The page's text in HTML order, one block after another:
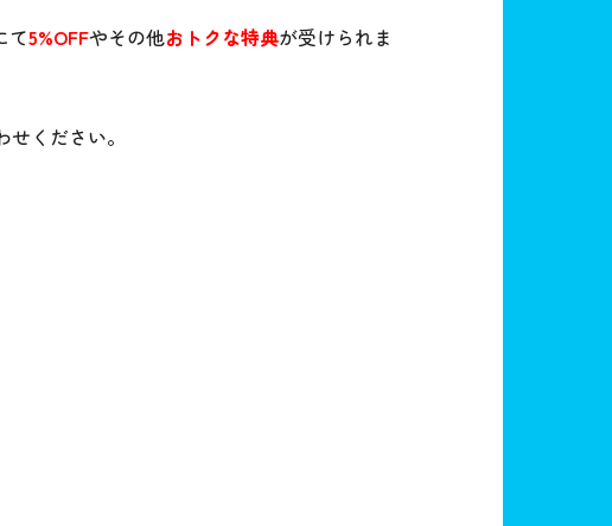
て5%OFFやその他おトクな特典が受けられま
ください。